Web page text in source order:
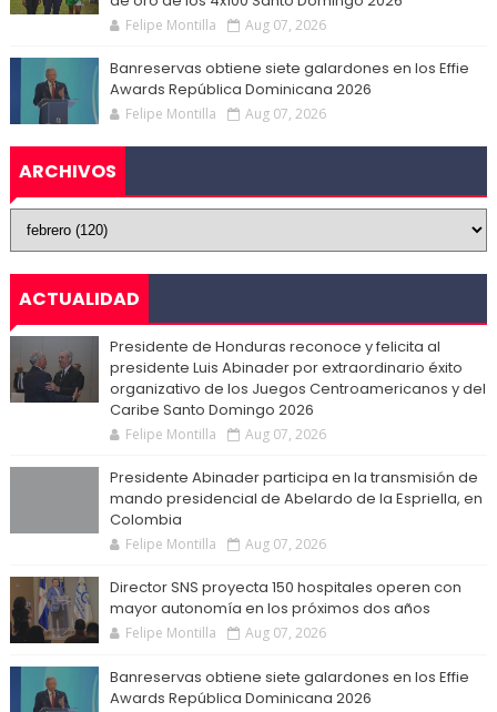
Felipe Montilla Aug 07, 2026
Banreservas obtiene siete galardones en los Effie
Awards República Dominicana 2026
Felipe Montilla Aug 07, 2026
ARCHIVOS
ACTUALIDAD
Presidente de Honduras reconoce y felicita al
presidente Luis Abinader por extraordinario éxito
organizativo de los Juegos Centroamericanos y del
Caribe Santo Domingo 2026
Felipe Montilla Aug 07, 2026
Presidente Abinader participa en la transmisión de
mando presidencial de Abelardo de la Espriella, en
Colombia
Felipe Montilla Aug 07, 2026
Director SNS proyecta 150 hospitales operen con
mayor autonomía en los próximos dos años
Felipe Montilla Aug 07, 2026
Banreservas obtiene siete galardones en los Effie
Awards República Dominicana 2026